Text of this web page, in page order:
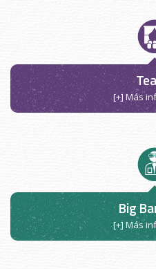
[+] Más
Big
[+] Más